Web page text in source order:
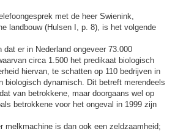
met de heer Swienink,
landbouw (Hulsen I, p. 8), is het volgende
dat er in Nederland ongeveer 73.000
circa 1.500 het predikaat biologisch
hiervan, te schatten op 110 bedrijven in
biologisch dynamisch. Dit betreft merendeels
van betrokkene, maar doorgaans wel op
betrokkene voor het ongeval in 1999 zijn
melkmachine is dan ook een zeldzaamheid;